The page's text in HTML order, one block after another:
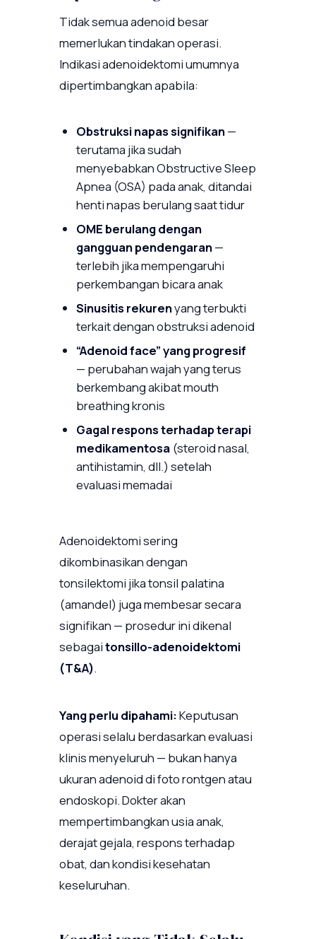
Tidak semua adenoid besar
memerlukan tindakan operasi.
Indikasi adenoidektomi umumnya
dipertimbangkan apabila:
Obstruksi napas signifikan—
terutama jika sudah
menyebabkan Obstructive Sleep
Apnea (OSA) pada anak, ditandai
henti napas berulang saat tidur
OME berulang dengan
gangguan pendengaran—
terlebih jika mempengaruhi
perkembangan bicara anak
Sinusitis rekurenyang terbukti
terkait dengan obstruksi adenoid
“Adenoid face” yang progresif
— perubahan wajah yang terus
berkembang akibat mouth
breathing kronis
Gagal respons terhadap terapi
medikamentosa (steroid nasal,
antihistamin, dll.) setelah
evaluasi memadai
Adenoidektomi sering
dikombinasikan dengan
tonsilektomi jika tonsil palatina
(amandel) juga membesar secara
signifikan — prosedur ini dikenal
sebagaitonsillo-adenoidektomi
(T&A).
Yang perlu dipahami:Keputusan
operasi selalu berdasarkan evaluasi
klinis menyeluruh — bukan hanya
ukuran adenoid di foto rontgen atau
endoskopi. Dokter akan
mempertimbangkan usia anak,
derajat gejala, respons terhadap
obat, dan kondisi kesehatan
keseluruhan.